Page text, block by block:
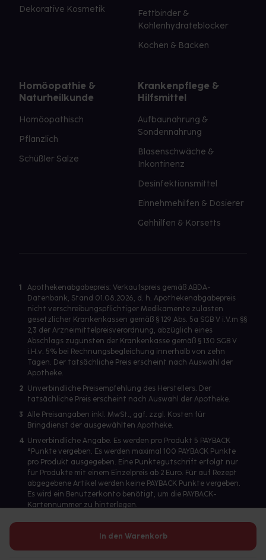
In den Warenkorb
Dekorative Kosmetik
Fettbinder &
Kohlenhydrateblocker
Kochen & Backen
Homöopathie &
Naturheilkunde
Homöopathisch
Pflanzlich
Schüßler Salze
Krankenpflege &
Hilfsmittel
Aufbaunahrung &
Sondennahrung
Blasenschwäche &
Inkontinenz
Desinfektionsmittel
Einnehmehilfen & Dosierer
Gehhilfen & Korsetts
1
Apothekenabgabepreis: Verkaufspreis gemäß ABDA-
Datenbank, Stand 01.08.2026, d. h. Apothekenabgabepreis
nicht verschreibungspflichtiger Medikamente zulasten
gesetzlicher Krankenkassen gemäß § 129 Abs. 5a SGB V i.V.m §§
2,3 der Arzneimittelpreisverordnung, abzüglich eines
Abschlags zugunsten der Krankenkasse gemäß § 130 SGB V
i.H.v. 5% bei Rechnungsbegleichung innerhalb von zehn
Tagen. Der tatsächliche Preis erscheint nach Auswahl der
Apotheke.
2 Unverbindliche Preisempfehlung des Herstellers. Der
tatsächliche Preis erscheint nach Auswahl der Apotheke.
3 Alle Preisangaben inkl. MwSt., ggf. zzgl. Kosten für
Bringdienst der ausgewählten Apotheke.
4 Unverbindliche Angabe. Es werden pro Produkt 5 PAYBACK
°Punkte vergeben. Es werden maximal 100 PAYBACK Punkte
pro Produkt ausgegeben. Eine Punktegutschrift erfolgt nur
für Produkte mit einem Einzelpreis ab 2 Euro. Für auf Rezept
abgegebene Artikel werden keine PAYBACK Punkte vergeben.
Es wird ein Benutzerkonto benötigt, um die PAYBACK-
Kartennummer zu hinterlegen.
Betreiber des Portals und verantwortlich: gesund.de GmbH &